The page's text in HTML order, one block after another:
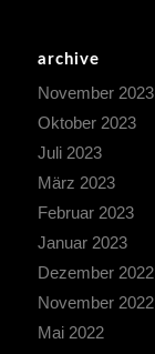
archive
November 2023
Oktober 2023
Juli 2023
März 2023
Februar 2023
Januar 2023
Dezember 2022
November 2022
Mai 2022